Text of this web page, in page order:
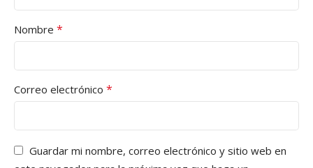
Nombre *
Correo electrónico *
Guardar mi nombre, correo electrónico y sitio web en